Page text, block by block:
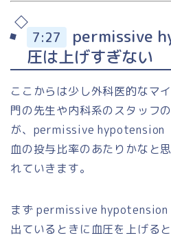
7:27
permissive
圧は上げすぎない
ここからは少し外科医的なマ
門の先生や内科系のスタッフ
が、permissive hypotension
血の投与比率のあたりかなと
れていきます。
まず permissive hypotension
出ているときに血圧を上げる